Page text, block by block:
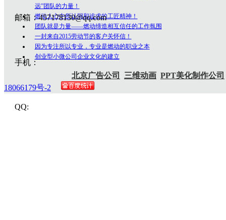
邮箱：457178130@qq.com
手机：
QQ:
远”团队的力量！
燃动人心中所认同和追求的工匠精神！
团队就是力量——燃动缔造相互信任的工作氛围
一封来自2015劳动节的客户关怀信！
因为专注所以专业，专业是燃动的职业之本
创业型小微公司企业文化的建立
北京广告公司 三维动画 PPT美化制作公司
18066179号-2